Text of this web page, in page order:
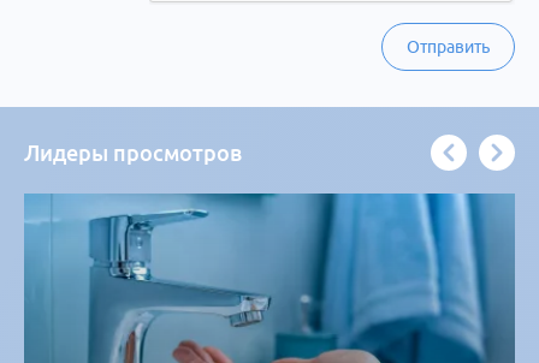
Отправить
Лидеры просмотров